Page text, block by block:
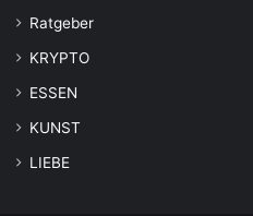
Ratgeber
KRYPTO
ESSEN
KUNST
LIEBE